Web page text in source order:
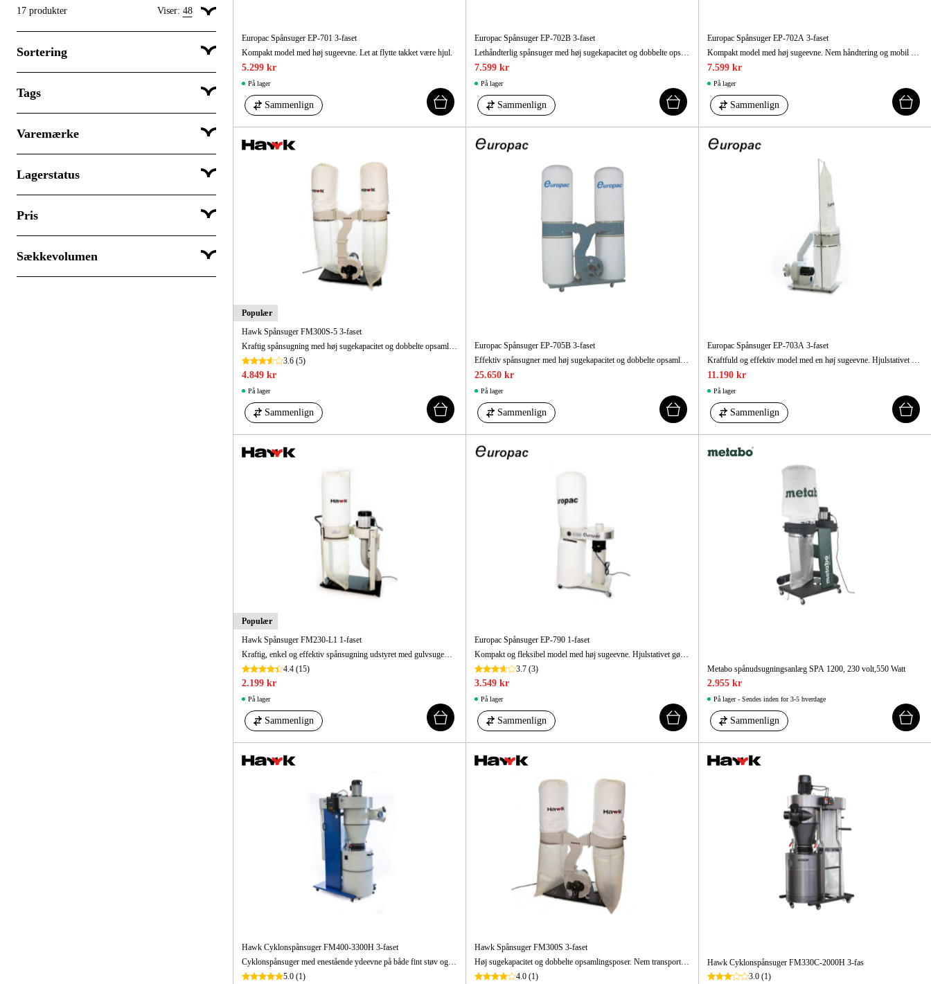
17 produkter Viser: 48
Vis 48 produkter pr. side
Sortering
Popularitet
Tags
Populær
Varemærke
Europac
Hawk
Metabo
Lagerstatus
Sendes med det samme
Afsendes inden for 3-5 dage
Forudbestil
Pris
Sækkevolumen
Europac Spånsuger EP-701 3-faset
Kompakt model med høj sugeevne. Let at flytte takket være hjul.
5.299 kr
På lager
Sammenlign
Europac Spånsuger EP-702B 3-faset
Lethåndterlig spånsuger med høj sugekapacitet og dobbelte opsamlingsposer.
7.599 kr
På lager
Sammenlign
Europac Spånsuger EP-702A 3-faset
Kompakt model med høj sugeevne. Nem håndtering og mobil brug.
7.599 kr
På lager
Sammenlign
Populær
Hawk Spånsuger FM300S-5 3-faset
Kraftig spånsugning med høj sugekapacitet og dobbelte opsamlingssække. Nem bevægelse takket være hjulstel.
3.6(5)
4.849 kr
På lager
Sammenlign
Europac Spånsuger EP-705B 3-faset
Effektiv spånsugner med høj sugekapacitet og dobbelte opsamlingsposer. Let at tømme og flytte.
25.650 kr
På lager
Sammenlign
Europac Spånsuger EP-703A 3-faset
Kraftfuld og effektiv model med en høj sugeevne. Hjulstativet gør det nemt at flytte den.
11.190 kr
På lager
Sammenlign
Populær
Hawk Spånsuger FM230-L1 1-faset
Kraftig, enkel og effektiv spånsugning udstyret med gulvsugemundstykke og høj sugekapacitet.
4.4(15)
2.199 kr
På lager
Sammenlign
Europac Spånsuger EP-790 1-faset
Kompakt og fleksibel model med høj sugeevne. Hjulstativet gør den meget mobil og bærbar.
3.7(3)
3.549 kr
På lager
Sammenlign
Metabo spånudsugningsanlæg SPA 1200, 230 volt,550 Watt
2.955 kr
På lager - Sendes inden for 3-5 hverdage
Sammenlign
Hawk Cyklonspånsuger FM400-3300H 3-faset
Cyklonspånsuger med enestående ydeevne på både fint støv og spåner. Med automatisk filterrensning. Ideel til små og mellemstore tømrerarbejde.
5.0(1)
Hawk Spånsuger FM300S 3-faset
Høj sugekapacitet og dobbelte opsamlingsposer. Nem transport takket være hjulstativ.
4.0(1)
Hawk Cyklonspånsuger FM330C-2000H 3-fas
3.0(1)